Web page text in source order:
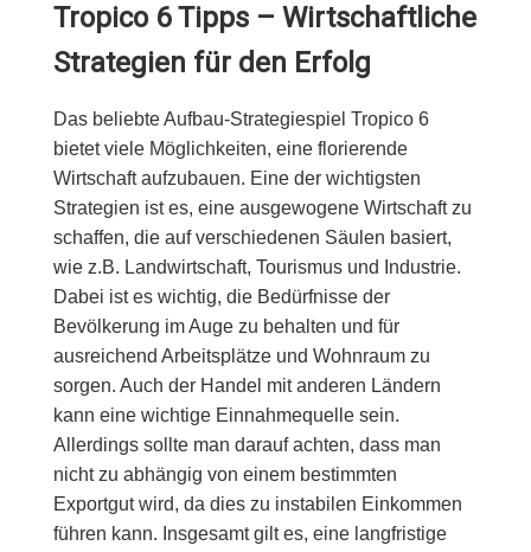
Tropico 6 Tipps – Wirtschaftliche
Strategien für den Erfolg
Das beliebte Aufbau-Strategiespiel Tropico 6
bietet viele Möglichkeiten, eine florierende
Wirtschaft aufzubauen. Eine der wichtigsten
Strategien ist es, eine ausgewogene Wirtschaft zu
schaffen, die auf verschiedenen Säulen basiert,
wie z.B. Landwirtschaft, Tourismus und Industrie.
Dabei ist es wichtig, die Bedürfnisse der
Bevölkerung im Auge zu behalten und für
ausreichend Arbeitsplätze und Wohnraum zu
sorgen. Auch der Handel mit anderen Ländern
kann eine wichtige Einnahmequelle sein.
Allerdings sollte man darauf achten, dass man
nicht zu abhängig von einem bestimmten
Exportgut wird, da dies zu instabilen Einkommen
führen kann. Insgesamt gilt es, eine langfristige